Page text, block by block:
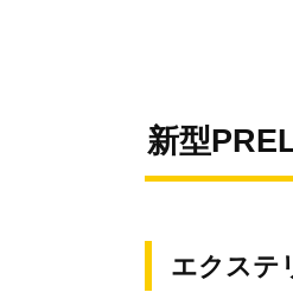
新型
エクステ